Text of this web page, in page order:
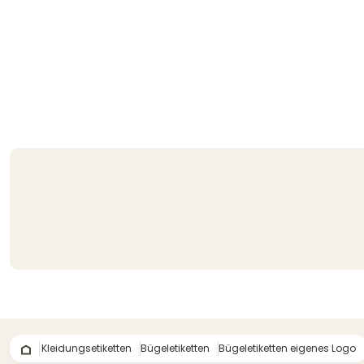
Kleidungsetiketten Bügeletiketten Bügeletiketten eigenes Logo